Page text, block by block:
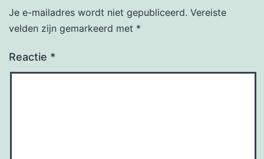
Je e-mailadres wordt niet gepubliceerd. Vereiste
velden zijn gemarkeerd met *
Reactie *